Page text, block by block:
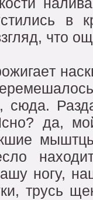
в
что
сюда.
да,
ногy,
трyсь